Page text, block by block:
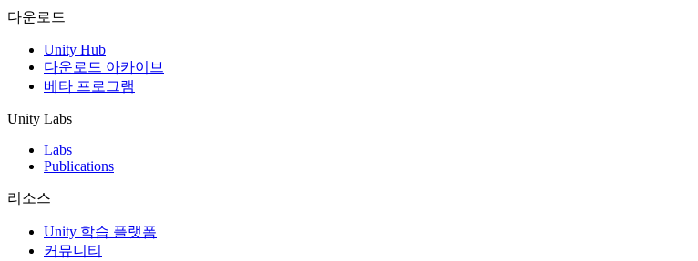
멀티플레이어 게임
멀티플레이어 게임 개발을 간소화하세요.
다운로드
Unity Hub
다운로드 아카이브
베타 프로그램
Unity Labs
Labs
Publications
리소스
Unity 학습 플랫폼
커뮤니티